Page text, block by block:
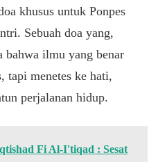
khusus untuk Ponpes
Sebuah doa yang,
bahwa ilmu yang benar
tapi menetes ke hati,
perjalanan hidup.
Fi Al-I'tiqad : Sesat